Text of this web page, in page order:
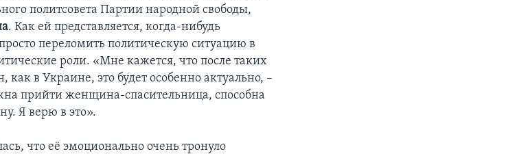
политсовета Партии народной свободы,
. Как ей представляется, когда-нибудь
переломить политическую ситуацию в
роли. «Мне кажется, что после таких
в Украине, это будет особенно актуально, –
прийти женщина-спасительница, способна
Я верю в это».
что её эмоционально очень тронуло